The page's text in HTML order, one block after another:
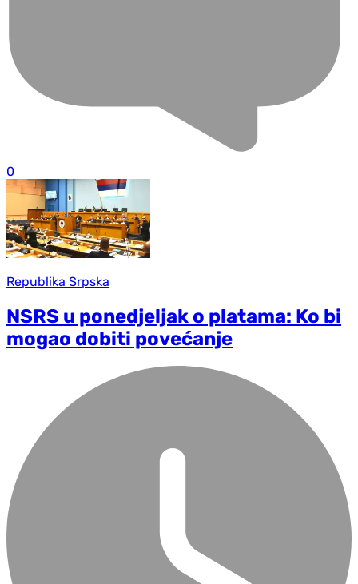
0
Republika Srpska
NSRS u ponedjeljak o platama: Ko bi
mogao dobiti povećanje